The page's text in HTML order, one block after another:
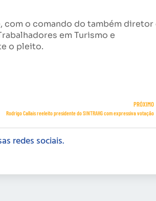
com o comando do também diretor
em Turismo e
o pleito.
PRÓXIMO
Rodrigo Callais reeleito presidente do SINTRAHG com expressiva votação
redes sociais.